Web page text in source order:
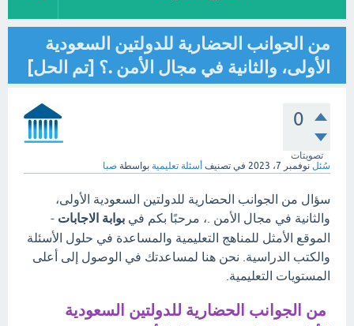
من الجوانب الحضارية للدولتين السعودية
الأولى، والثانية في مجال الأمن .؟ [تم الحل]
0
تصويتات
سُئل نوفمبر 7، 2023 في تصنيف أسئلة تعليمية بواسطة صبا
سؤال من الجوانب الحضارية للدولتين السعودية الأولى،
والثانية في مجال الأمن .، مرحبًا بكم في بوابة الاجابات -
الموقع الأمثل للمناهج التعليمية والمساعدة في حلول الأسئلة
والكتب الدراسية. نحن هنا لمساعدتك في الوصول إلى أعلى
المستويات التعليمية.
من الجوانب الحضارية للدولتين السعودية